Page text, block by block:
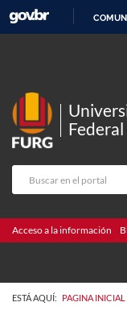
Acceso a la información
ESTÁ AQUÍ: PAGINA INICIAL